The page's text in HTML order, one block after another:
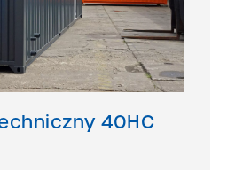
40HC